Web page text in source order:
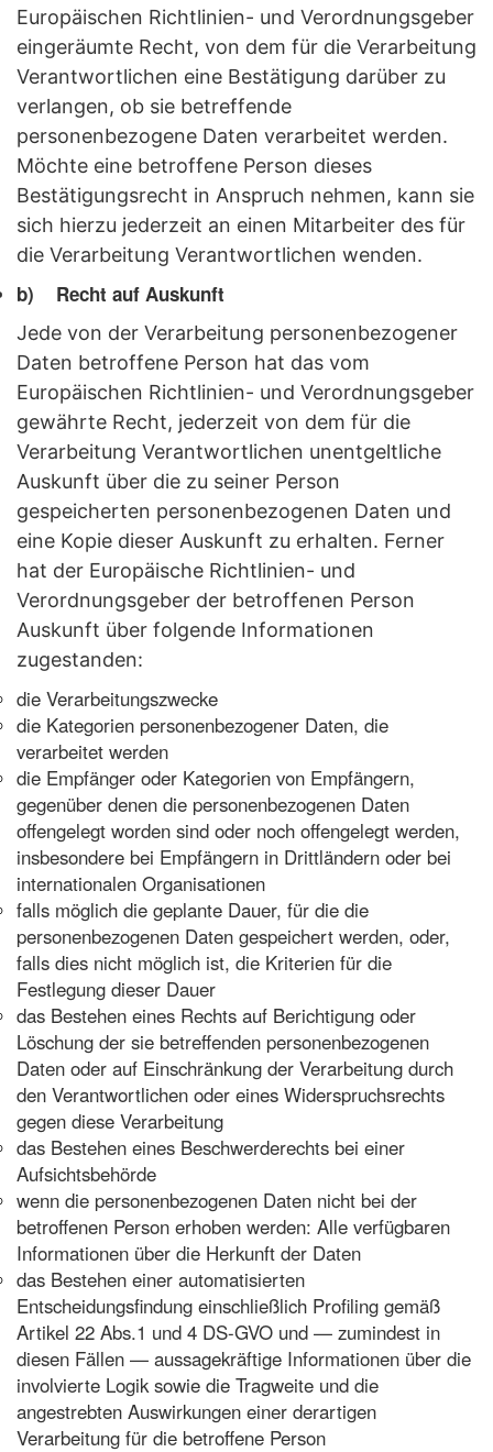
Europäischen Richtlinien- und Verordnungsgeber
eingeräumte Recht, von dem für die Verarbeitung
Verantwortlichen eine Bestätigung darüber zu
verlangen, ob sie betreffende
personenbezogene Daten verarbeitet werden.
Möchte eine betroffene Person dieses
Bestätigungsrecht in Anspruch nehmen, kann sie
sich hierzu jederzeit an einen Mitarbeiter des für
die Verarbeitung Verantwortlichen wenden.
b) Recht auf Auskunft
Jede von der Verarbeitung personenbezogener
Daten betroffene Person hat das vom
Europäischen Richtlinien- und Verordnungsgeber
gewährte Recht, jederzeit von dem für die
Verarbeitung Verantwortlichen unentgeltliche
Auskunft über die zu seiner Person
gespeicherten personenbezogenen Daten und
eine Kopie dieser Auskunft zu erhalten. Ferner
hat der Europäische Richtlinien- und
Verordnungsgeber der betroffenen Person
Auskunft über folgende Informationen
zugestanden:
die Verarbeitungszwecke
die Kategorien personenbezogener Daten, die
verarbeitet werden
die Empfänger oder Kategorien von Empfängern,
gegenüber denen die personenbezogenen Daten
offengelegt worden sind oder noch offengelegt werden,
insbesondere bei Empfängern in Drittländern oder bei
internationalen Organisationen
falls möglich die geplante Dauer, für die die
personenbezogenen Daten gespeichert werden, oder,
falls dies nicht möglich ist, die Kriterien für die
Festlegung dieser Dauer
das Bestehen eines Rechts auf Berichtigung oder
Löschung der sie betreffenden personenbezogenen
Daten oder auf Einschränkung der Verarbeitung durch
den Verantwortlichen oder eines Widerspruchsrechts
gegen diese Verarbeitung
das Bestehen eines Beschwerderechts bei einer
Aufsichtsbehörde
wenn die personenbezogenen Daten nicht bei der
betroffenen Person erhoben werden: Alle verfügbaren
Informationen über die Herkunft der Daten
das Bestehen einer automatisierten
Entscheidungsfindung einschließlich Profiling gemäß
Artikel 22 Abs.1 und 4 DS-GVO und — zumindest in
diesen Fällen — aussagekräftige Informationen über die
involvierte Logik sowie die Tragweite und die
angestrebten Auswirkungen einer derartigen
Verarbeitung für die betroffene Person